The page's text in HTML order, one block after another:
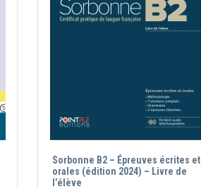
Sorbonne B2 – Épreuves écrites et
orales (édition 2024) – Livre de
l’élève